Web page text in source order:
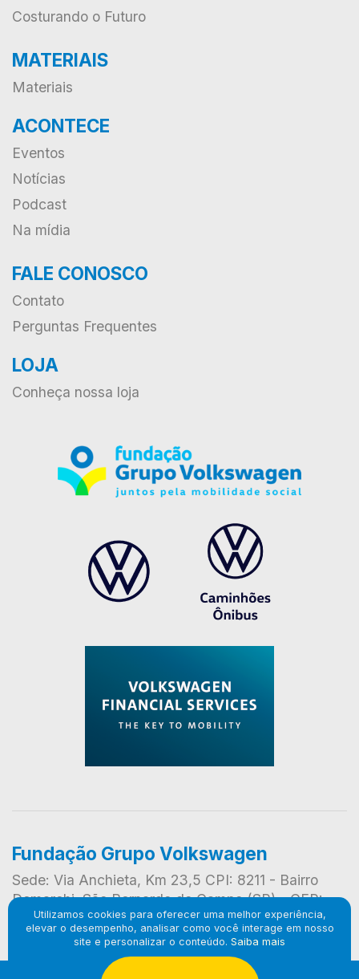
Costurando o Futuro
MATERIAIS
Materiais
ACONTECE
Eventos
Notícias
Podcast
Na mídia
FALE CONOSCO
Contato
Perguntas Frequentes
LOJA
Conheça nossa loja
Fundação Grupo Volkswagen
Sede: Via Anchieta, Km 23,5 CPI: 8211 - Bairro
Demarchi, São Bernardo do Campo (SP) - CEP:
09823-901
Utilizamos cookies para oferecer uma melhor experiência,
elevar o desempenho, analisar como você interage em nosso
site e personalizar o conteúdo. Saiba mais